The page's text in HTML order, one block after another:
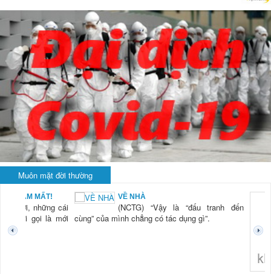
Muôn mặt đời thường
NAM MẤT!
“Xời, những cái
mới gọi là mới
VỀ NHÀ
(NCTG) “Vậy là “đấu tranh đến
cùng” của mình chẳng có tác dụng gì”.